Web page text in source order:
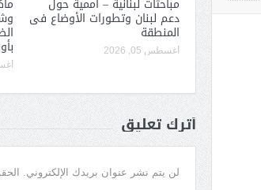
مباحثات لبنانية – أممية حول
دعم لبنان وتطورات الأوضاع فى
المنطقة
أغسطس 05, 2026
أترك تعليق
لن يتم نشر عنوان بريدك الإلكتروني.